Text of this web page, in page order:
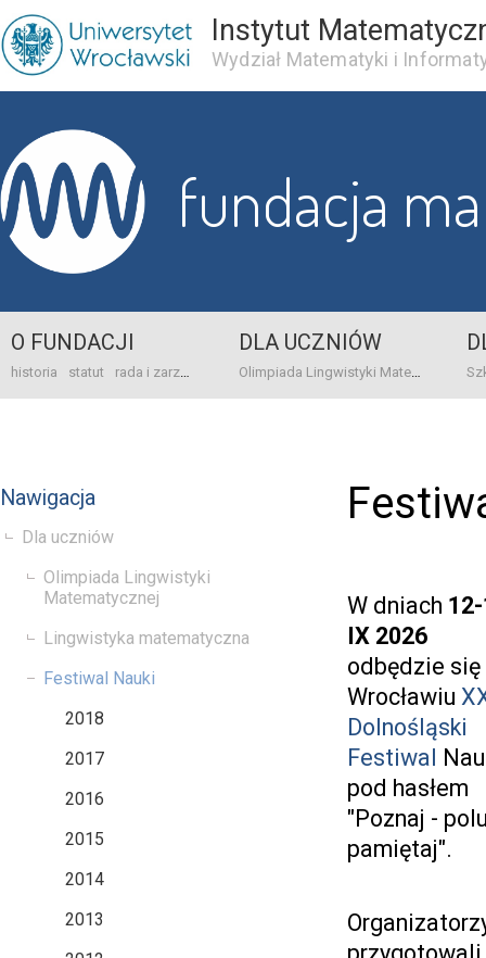
Instytut
Wydział Matematyki i
fundacja
O FUNDACJI
historia statut rada i zarząd dane bankowo-adresowe kontakt
DLA UCZNIÓW
Olimpiada Lingwistyki Matematycznej
Nawigacja
Dla uczniów
Olimpiada Lingwistyki
Matematycznej
Lingwistyka matematyczna
Festiwal Nauki
2018
2017
2016
2015
2014
2013
W dniach
IX 2026
odbędzie się
Wrocławiu
Dolnośląski
Festiwal
pod hasłem
"Poznaj -
pamiętaj".